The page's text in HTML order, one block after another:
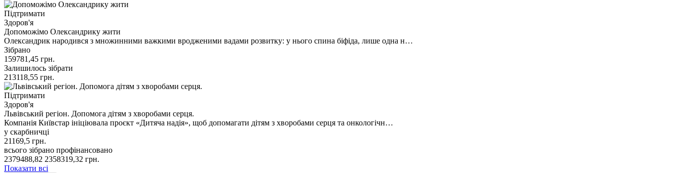
Підтримати
Здоров'я
Допоможімо Олександрику жити
Олександрик народився з множинними важкими вродженими вадами розвитку: у нього спина біфіда, лише одна н…
Зібрано
159781,45 грн.
Залишилось зібрати
213118,55 грн.
Підтримати
Здоров'я
Львівський регіон. Допомога дітям з хворобами серця.
Компанія Київстар ініціювала проєкт «Дитяча надія», щоб допомагати дітям з хворобами серця та онкологічн…
у скарбничці
21169,5 грн.
всього зібрано профінансовано
2379488,82 2358319,32 грн.
Показати всі